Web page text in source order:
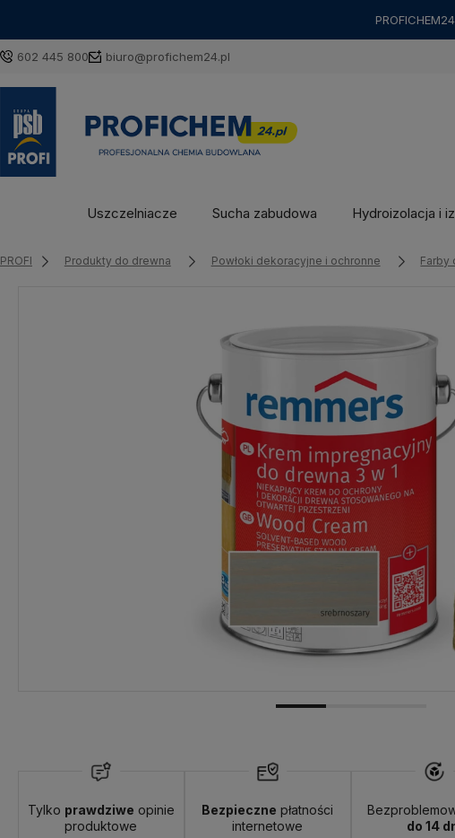
602 445 800 biuro@profichem24.pl
Uszczelniacze Sucha zabudowa Hydroizolacja i
PROFI Produkty do drewna Powłoki dekoracyjne i ochronne Farby
Tylko prawdziwe opinie
produktowe
Bezpieczne płatności
internetowe
do 14